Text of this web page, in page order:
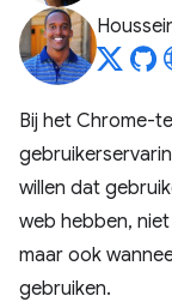
Bij het Chrome-
willen dat
web hebben,
maar ook
gebruiken.